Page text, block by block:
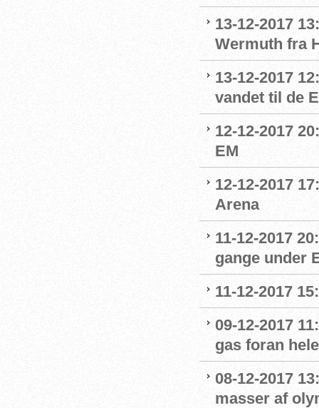
13-12-2017
Wermuth fra
13-12-2017
vandet til de
12-12-2017
EM
12-12-2017
Arena
11-12-2017
gange under
11-12-2017
09-12-2017
gas foran
08-12-2017
masser af